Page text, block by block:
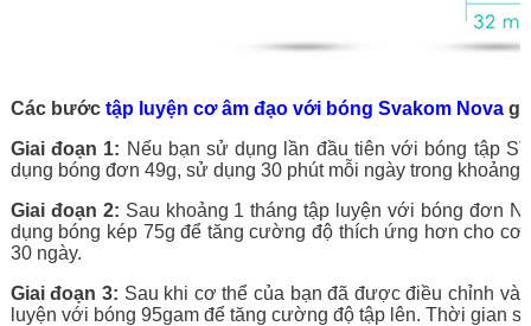
Các bước tập luyện cơ âm đạo với bóng Svakom Nova
Giai đoạn 1: Nếu bạn sử dụng lần đầu tiên với bóng tập
dụng bóng đơn 49g, sử dụng 30 phút mỗi ngày trong khoảng
Giai đoạn 2: Sau khoảng 1 tháng tập luyện với bóng đơn
dụng bóng kép 75g để tăng cường độ thích ứng hơn cho
30 ngày.
Giai đoạn 3: Sau khi cơ thể của bạn đã được điều chỉnh và
luyện với bóng 95gam để tăng cường độ tập lên. Thời gian